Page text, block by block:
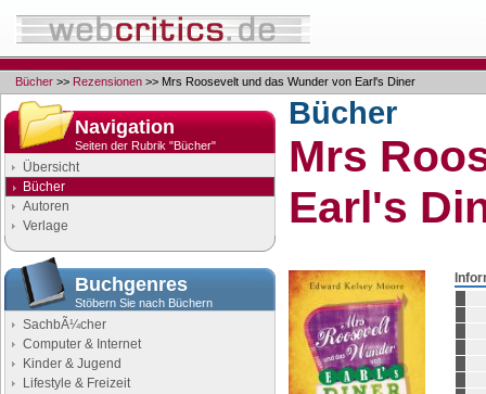
Bücher >> Rezensionen >> Mrs Roosevelt und das Wunder von Earl's Diner
Navigation
Seiten der Rubrik "Bücher"
Übersicht
Bücher
Autoren
Verlage
Buchgenres
Stöbern Sie nach Büchern
SachbÃ¼cher
Computer & Internet
Kinder & Jugend
Lifestyle & Freizeit
Bücher
Mrs
Earl's